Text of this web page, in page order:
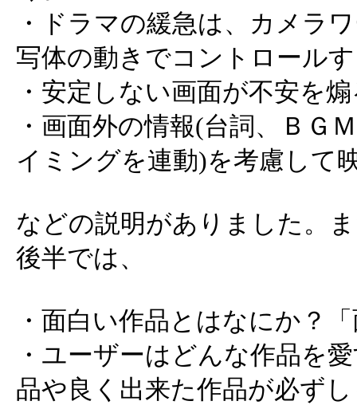
・ドラマの緩急は、カメラ
写体の動きでコントロール
・安定しない画面が不安を
・画面外の情報(台詞、ＢＧ
イミングを連動)を考慮して
などの説明がありました。
後半では、
・面白い作品とはなにか？
・ユーザーはどんな作品を
品や良く出来た作品が必ず